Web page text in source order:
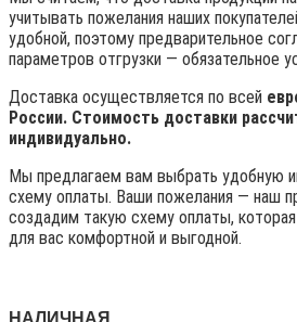
учитывать пожелания наших
удобной, поэтому предварительное
параметров отгрузки — обязательное
Доставка осуществляется по всей
России. Стоимость доставки
индивидуально.
Мы предлагаем вам выбрать удобную
схему оплаты. Ваши пожелания — наш
создадим такую схему оплаты,
для вас комфортной и выгодной.